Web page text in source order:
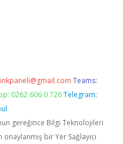
Teams:
0262 606 0 726 Telegram:
gereğince Bilgi Teknolojileri
bir Yer Sağlayıcı